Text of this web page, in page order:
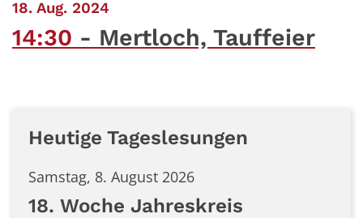
18. Aug. 2024:
14:30 Mertloch, Tauffeier
Heutige Tageslesungen
Samstag, 8. August 2026
18. Woche Jahreskreis